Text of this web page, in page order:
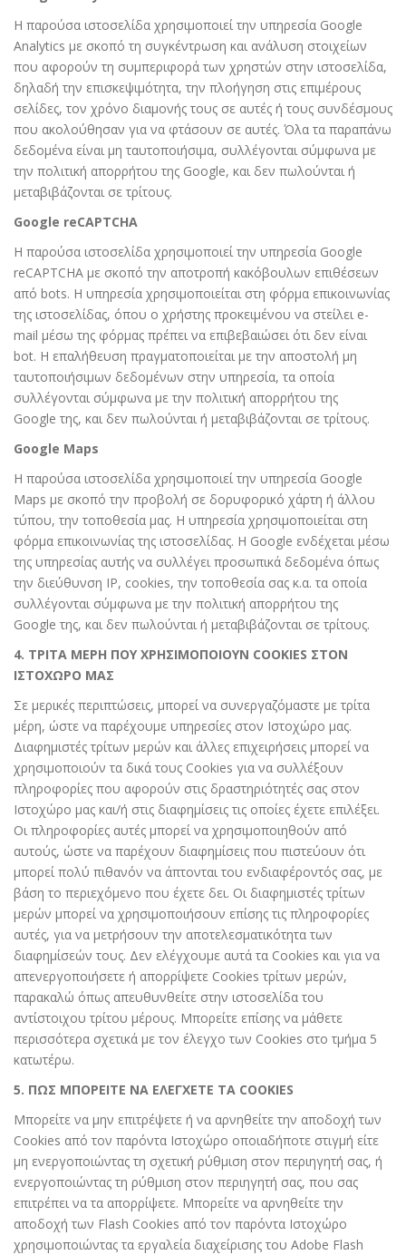
Η παρούσα ιστοσελίδα χρησιμοποιεί την υπηρεσία Google
Analytics με σκοπό τη συγκέντρωση και ανάλυση στοιχείων
που αφορούν τη συμπεριφορά των χρηστών στην ιστοσελίδα,
δηλαδή την επισκεψιμότητα, την πλοήγηση στις επιμέρους
σελίδες, τον χρόνο διαμονής τους σε αυτές ή τους συνδέσμους
που ακολούθησαν για να φτάσουν σε αυτές. Όλα τα παραπάνω
δεδομένα είναι μη ταυτοποιήσιμα, συλλέγονται σύμφωνα με
την πολιτική απορρήτου της Google, και δεν πωλούνται ή
μεταβιβάζονται σε τρίτους.
Google reCAPTCHA
Η παρούσα ιστοσελίδα χρησιμοποιεί την υπηρεσία Google
reCAPTCHA με σκοπό την αποτροπή κακόβουλων επιθέσεων
από bots. Η υπηρεσία χρησιμοποιείται στη φόρμα επικοινωνίας
της ιστοσελίδας, όπου ο χρήστης προκειμένου να στείλει e-
mail μέσω της φόρμας πρέπει να επιβεβαιώσει ότι δεν είναι
bot. Η επαλήθευση πραγματοποιείται με την αποστολή μη
ταυτοποιήσιμων δεδομένων στην υπηρεσία, τα οποία
συλλέγονται σύμφωνα με την πολιτική απορρήτου της
Google της, και δεν πωλούνται ή μεταβιβάζονται σε τρίτους.
Google Maps
Η παρούσα ιστοσελίδα χρησιμοποιεί την υπηρεσία Google
Maps με σκοπό την προβολή σε δορυφορικό χάρτη ή άλλου
τύπου, την τοποθεσία μας. Η υπηρεσία χρησιμοποιείται στη
φόρμα επικοινωνίας της ιστοσελίδας. Η Google ενδέχεται μέσω
της υπηρεσίας αυτής να συλλέγει προσωπικά δεδομένα όπως
την διεύθυνση ΙΡ, cookies, την τοποθεσία σας κ.α. τα οποία
συλλέγονται σύμφωνα με την πολιτική απορρήτου της
Google της, και δεν πωλούνται ή μεταβιβάζονται σε τρίτους.
4. ΤΡΙΤΑ ΜΕΡΗ ΠΟΥ ΧΡΗΣΙΜΟΠΟΙΟΥΝ COOKIES ΣΤΟΝ
ΙΣΤΟΧΩΡΟ ΜΑΣ
Σε μερικές περιπτώσεις, μπορεί να συνεργαζόμαστε με τρίτα
μέρη, ώστε να παρέχουμε υπηρεσίες στον Ιστοχώρο μας.
Διαφημιστές τρίτων μερών και άλλες επιχειρήσεις μπορεί να
χρησιμοποιούν τα δικά τους Cookies για να συλλέξουν
πληροφορίες που αφορούν στις δραστηριότητές σας στον
Ιστοχώρο μας και/ή στις διαφημίσεις τις οποίες έχετε επιλέξει.
Οι πληροφορίες αυτές μπορεί να χρησιμοποιηθούν από
αυτούς, ώστε να παρέχουν διαφημίσεις που πιστεύουν ότι
μπορεί πολύ πιθανόν να άπτονται του ενδιαφέροντός σας, με
βάση το περιεχόμενο που έχετε δει. Οι διαφημιστές τρίτων
μερών μπορεί να χρησιμοποιήσουν επίσης τις πληροφορίες
αυτές, για να μετρήσουν την αποτελεσματικότητα των
διαφημίσεών τους. Δεν ελέγχουμε αυτά τα Cookies και για να
απενεργοποιήσετε ή απορρίψετε Cookies τρίτων μερών,
παρακαλώ όπως απευθυνθείτε στην ιστοσελίδα του
αντίστοιχου τρίτου μέρους. Μπορείτε επίσης να μάθετε
περισσότερα σχετικά με τον έλεγχο των Cookies στο τμήμα 5
κατωτέρω.
5. ΠΩΣ ΜΠΟΡΕΙΤΕ ΝΑ ΕΛΕΓΧΕΤΕ ΤΑ COOKIES
Μπορείτε να μην επιτρέψετε ή να αρνηθείτε την αποδοχή των
Cookies από τον παρόντα Ιστοχώρο οποιαδήποτε στιγμή είτε
μη ενεργοποιώντας τη σχετική ρύθμιση στον περιηγητή σας, ή
ενεργοποιώντας τη ρύθμιση στον περιηγητή σας, που σας
επιτρέπει να τα απορρίψετε. Μπορείτε να αρνηθείτε την
αποδοχή των Flash Cookies από τον παρόντα Ιστοχώρο
χρησιμοποιώντας τα εργαλεία διαχείρισης του Adobe Flash